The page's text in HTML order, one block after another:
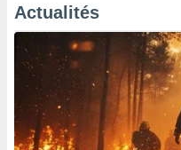
Actualités